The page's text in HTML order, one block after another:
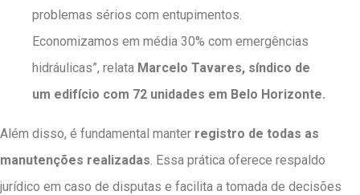
problemas sérios com entupimentos.
Economizamos em média 30% com emergências
hidráulicas”, relata Marcelo Tavares, síndico de
um edifício com 72 unidades em Belo Horizonte.
Além disso, é fundamental manter registro de todas as
manutenções realizadas . Essa prática oferece respaldo
jurídico em caso de disputas e facilita a tomada de decisões